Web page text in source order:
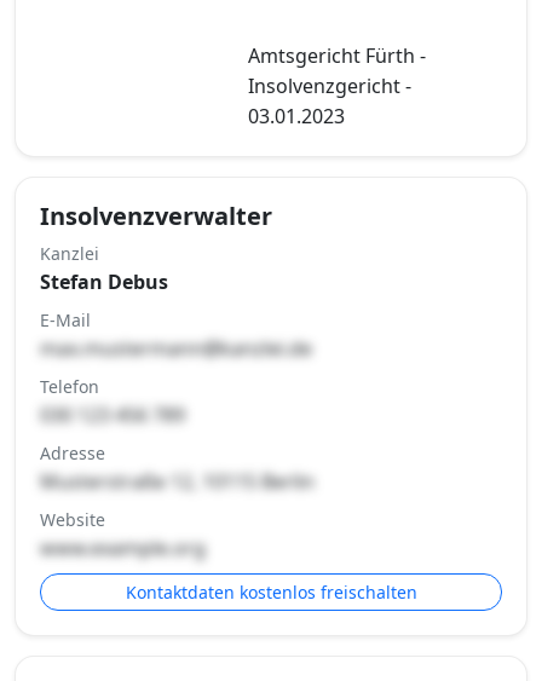
Amtsgericht Fürth -
Insolvenzgericht -
03.01.2023
Insolvenzverwalter
Kanzlei
Stefan Debus
E-Mail
max.mustermann@kanzlei.de
Telefon
030 123 456 789
Adresse
Musterstraße 12, 10115 Berlin
Website
www.example.org
Kontaktdaten kostenlos freischalten